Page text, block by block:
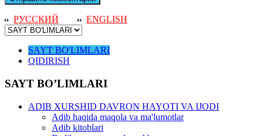
РУССКИЙ ENGLISH
SAYT BO'LIMLARI
QIDIRISH
SAYT BO’LIMLARI
ADIB XURSHID DAVRON HAYOTI VA IJODI
Adib haqida maqola va ma'lumotlar
Adib kitoblari